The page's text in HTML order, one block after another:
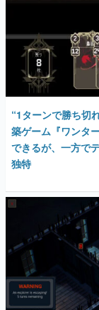
“1ターンで勝ち切
築ゲーム『ワンタ
できるが、一方で
独特